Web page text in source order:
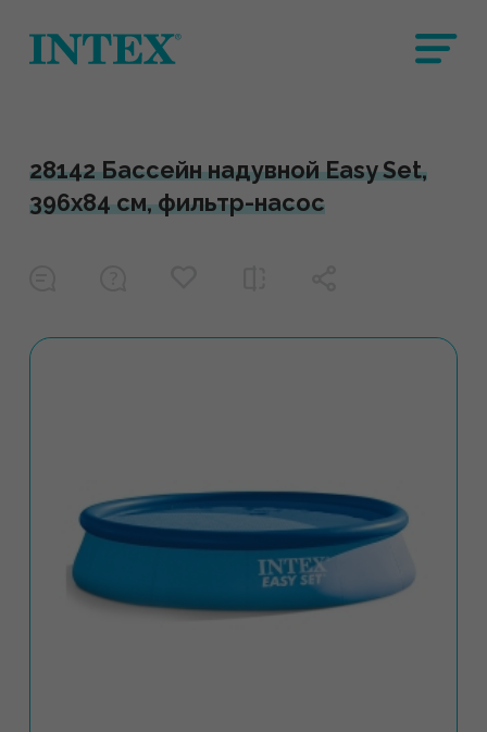
28142 Бассейн надувной Easy Set,
396х84 см, фильтр-насос